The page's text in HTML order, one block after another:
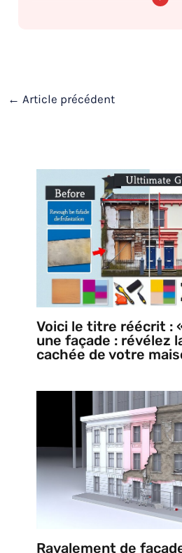
← Article précédent
Voici le titre réécrit :
une façade : révélez
cachée de votre
Ravalement de